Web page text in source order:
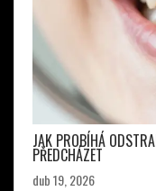
JAK PROBÍHÁ
PŘEDCHÁZET
dub 19, 2026